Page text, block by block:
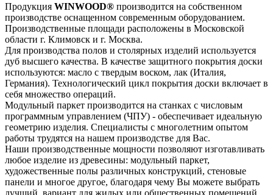
Продукция WINWOOD® производится на собственном
производстве оснащенном современным оборудованием.
Производственные площади расположены в Московской
области г. Климовск и г. Москва.
Для производства полов и столярных изделий используется
дуб высшего качества. В качестве защитного покрытия доски
используются: масло с твердым воском, лак (Италия,
Германия). Технологический цикл покрытия доски включает в
себя множество операций.
Модульный паркет производится на станках с числовым
программным управлением (ЧПУ) - обеспечивает идеальную
геометрию изделия. Специалисты с многолетним опытом
работы трудятся на нашем производстве для Вас.
Наши производственные мощности позволяют изготавливать
любое изделие из древесины: модульный паркет,
художественные полы различных конструкций, стеновые
панели и многое другое, благодаря чему Вы можете выбрать
лучший вариант для жилых или общественных помещений.